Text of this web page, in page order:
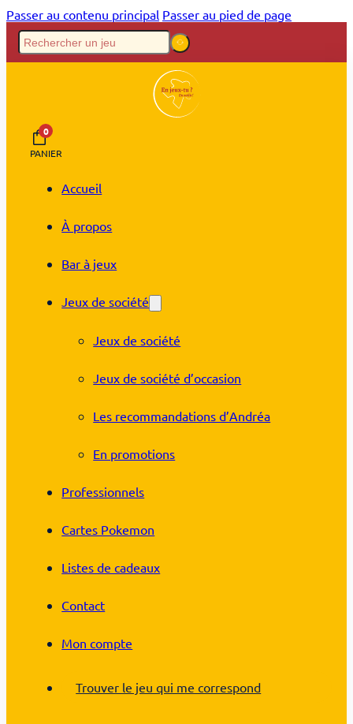
Passer au contenu principal Passer au pied de page
0
PANIER
Accueil
À propos
Bar à jeux
Jeux de société
Jeux de société
Jeux de société d’occasion
Les recommandations d’Andréa
En promotions
Professionnels
Cartes Pokemon
Listes de cadeaux
Contact
Mon compte
Trouver le jeu qui me correspond